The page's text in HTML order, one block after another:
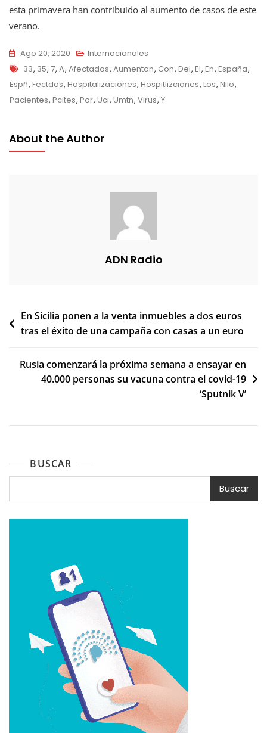
esta primavera han contribuido al aumento de casos de este
verano.
Ago 20, 2020
Internacionales
Tags
33, 35, 7, A, Afectados, Aumentan, Con, Del, El, En, España,
Espñ, Fectdos, Hospitalizaciones, Hospitlizciones, Los, Nilo,
Pacientes, Pcites, Por, Uci, Umtn, Virus, Y
About the Author
ADN Radio
Navegación
de
En Sicilia ponen a la venta inmuebles a dos euros
tras el éxito de una campaña con casas a un euro
Rusia comenzará la próxima semana a ensayar en
40.000 personas su vacuna contra el covid-19
‘Sputnik V’
BUSCAR
Buscar